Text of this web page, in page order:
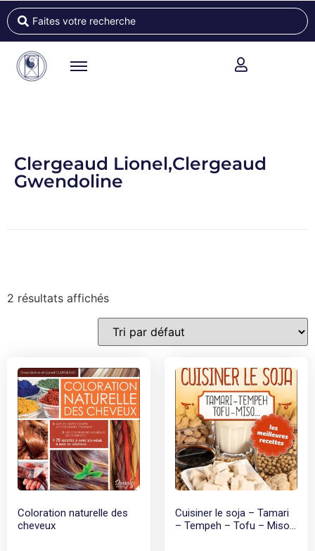
Clergeaud Lionel,Clergeaud
Gwendoline
2 résultats affichés
Coloration naturelle des
cheveux
Cuisiner le soja – Tamari
– Tempeh – Tofu – Miso…